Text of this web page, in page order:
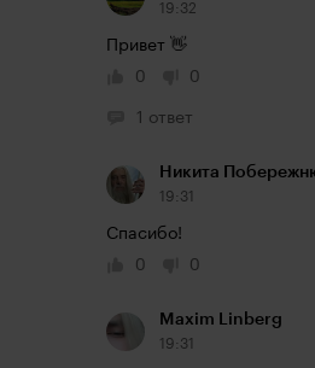
19:32
Привет 👋
0
0
1 ответ
Никита
19:31
Спасибо!
0
0
Maxim Linberg
19:31